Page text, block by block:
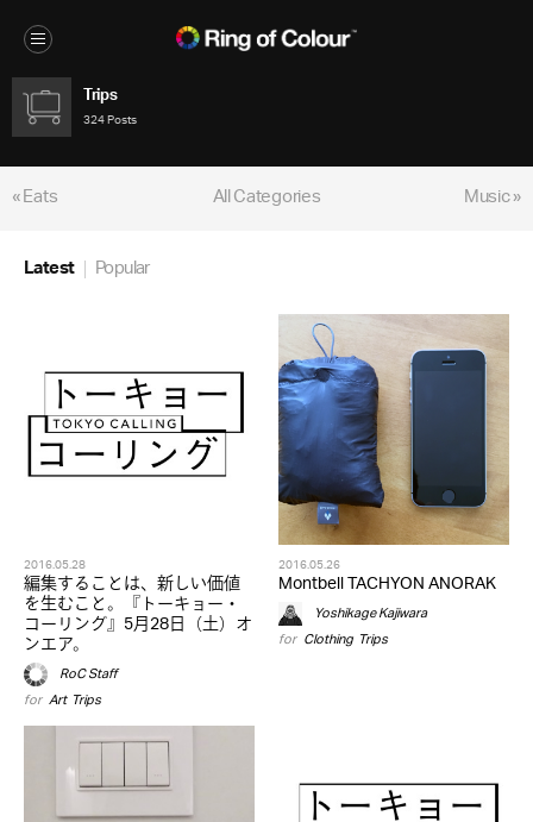
Trips
324 Posts
« Eats Music »
All Categories
Latest Popular
2016.05.28
編集することは、新しい価値
を生むこと。『トーキョー・
コーリング』5月28日（土）オ
ンエア。
RoC Staff
for Art, Trips
2016.05.26
Montbell TACHYON ANORAK
Yoshikage Kajiwara
for Clothing, Trips